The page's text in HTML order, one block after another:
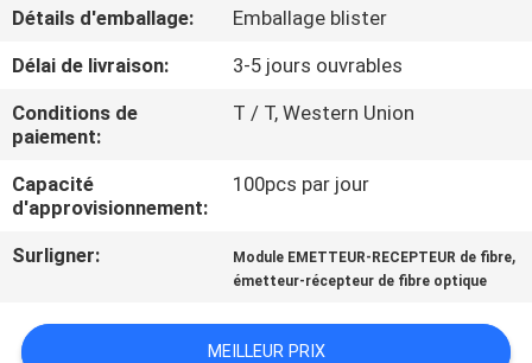
CONTRÔLE
DE
LA
QUALITÉ
NOUS
CONTACTER
NOUVELLES
Détails d'emballage:
Emballage blister
Délai de livraison:
3-5 jours ouvrables
Conditions de
paiement:
T / T, Western Union
Capacité
d'approvisionnement:
100pcs par jour
Surligner: Module EMETTEUR-RECEPTEUR de fibre,
émetteur-récepteur de fibre optique
MEILLEUR PRIX